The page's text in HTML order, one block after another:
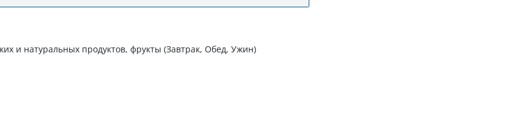
и натуральных продуктов, фрукты (Завтрак, Обед, Ужин)